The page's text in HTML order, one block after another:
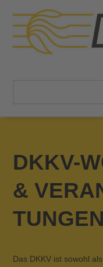
DKKV-
&
TUNGEN
Das DKKV ist sowohl